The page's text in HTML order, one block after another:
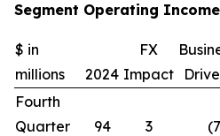
Segment Operating Income
$ in
millions
2024
FX
Impact
Fourth
Quarter
94 3 (7